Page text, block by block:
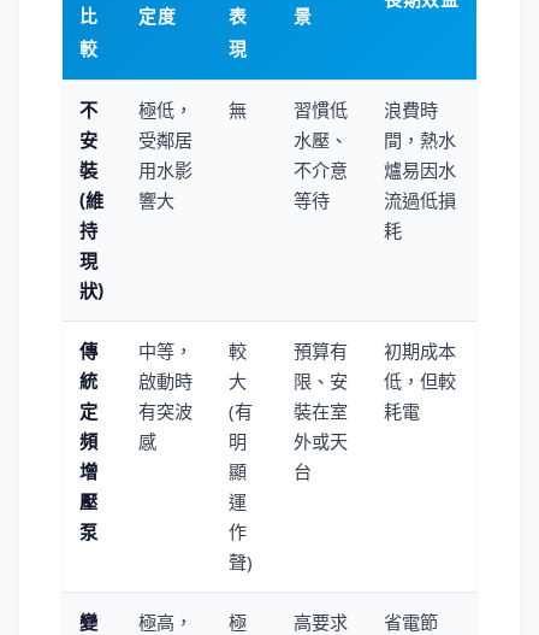
比
較
定度
表
現
景
不
安
裝
(維
持
現
狀)
極低，
受鄰居
用水影
響大
無
習慣低
水壓、
不介意
等待
浪費時
間，熱水
爐易因水
流過低損
耗
傳
統
定
頻
增
壓
泵
中等，
啟動時
有突波
感
較
大
(有
明
顯
運
作
聲)
預算有
限、安
裝在室
外或天
台
初期成本
低，但較
耗電
變
極高，
極
高要求
省電節